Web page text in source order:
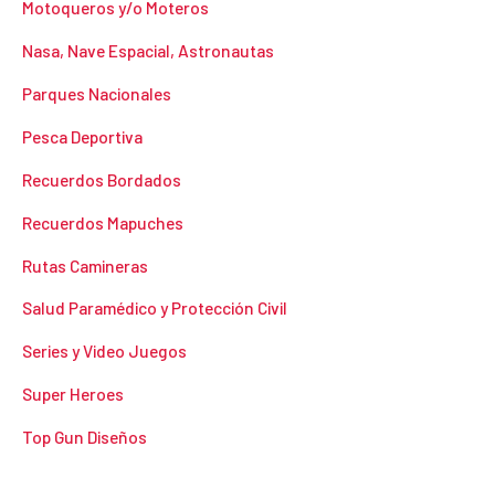
Motoqueros y/o Moteros
Nasa, Nave Espacial, Astronautas
Parques Nacionales
Pesca Deportiva
Recuerdos Bordados
Recuerdos Mapuches
Rutas Camineras
Salud Paramédico y Protección Civil
Series y Video Juegos
Super Heroes
Top Gun Diseños